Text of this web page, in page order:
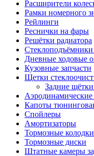
Расширители
Рамки номерного
Рейлинги
Реснички на фары
Решётки радиатора
Стеклоподъёмники
Дневные ходовые
Кузовные запчасти
Щетки
Задние щётки
Капоты
Спойлеры
Амортизаторы
Тормозные колодки
Тормозные диски
Штатные камеры